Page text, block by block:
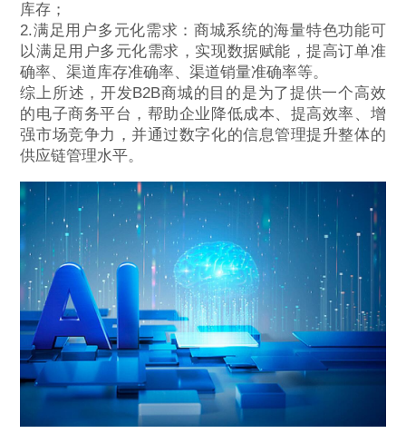
库存；
2.满足用户多元化需求：商城系统的海量特色功能可
以满足用户多元化需求，实现数据赋能，提高订单准
确率、渠道库存准确率、渠道销量准确率等。
综上所述，开发B2B商城的目的是为了提供一个高效
的电子商务平台，帮助企业降低成本、提高效率、增
强市场竞争力，并通过数字化的信息管理提升整体的
供应链管理水平。